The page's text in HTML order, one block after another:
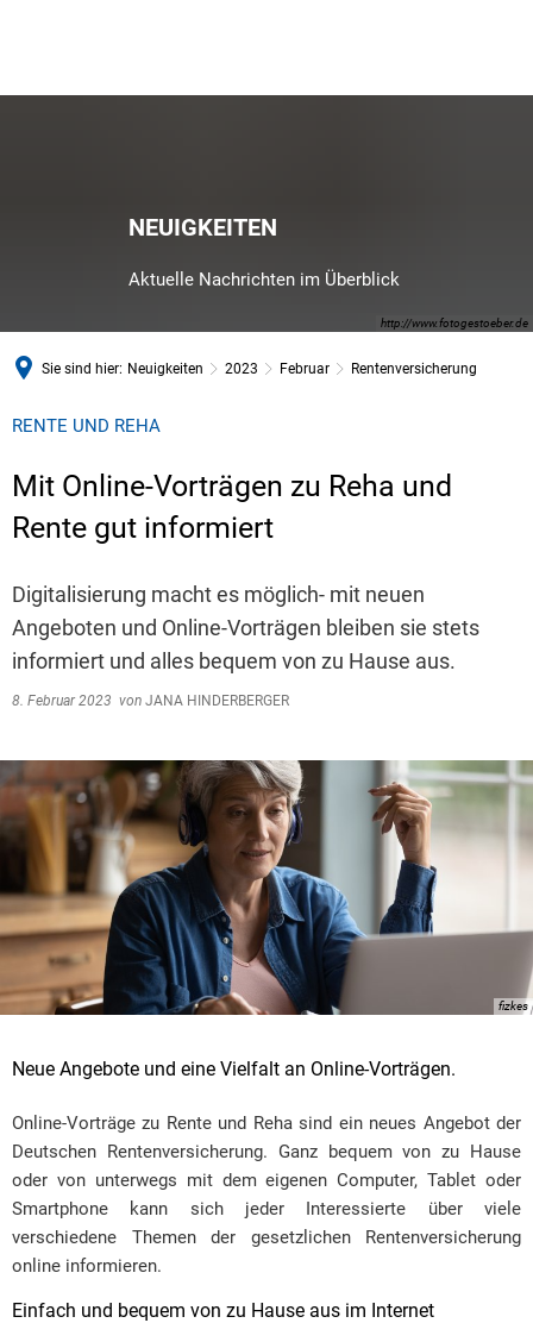
http://www.fotogestoeber.de
NEUIGKEITEN
Aktuelle Nachrichten im Überblick
Sie sind hier: Neuigkeiten 2023 Februar Rentenversicherung
RENTE UND REHA
Mit Online-Vorträgen zu Reha und
Rente gut informiert
Digitalisierung macht es möglich- mit neuen
Angeboten und Online-Vorträgen bleiben sie stets
informiert und alles bequem von zu Hause aus.
8. Februar 2023 von JANA HINDERBERGER
fizkes
Neue Angebote und eine Vielfalt an Online-Vorträgen.
Online-Vorträge zu Rente und Reha sind ein neues Angebot der
Deutschen Rentenversicherung. Ganz bequem von zu Hause
oder von unterwegs mit dem eigenen Computer, Tablet oder
Smartphone kann sich jeder Interessierte über viele
verschiedene Themen der gesetzlichen Rentenversicherung
online informieren.
Einfach und bequem von zu Hause aus im Internet